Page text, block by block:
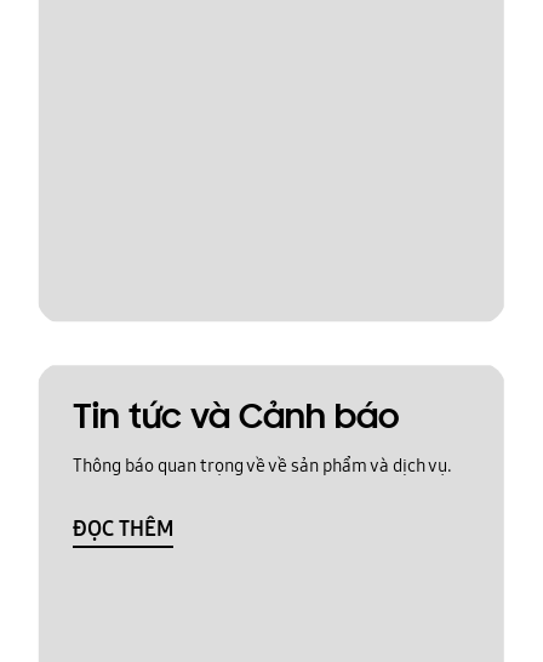
Tin tức và Cảnh báo
Thông báo quan trọng về về sản phẩm và dịch vụ.
ĐỌC THÊM